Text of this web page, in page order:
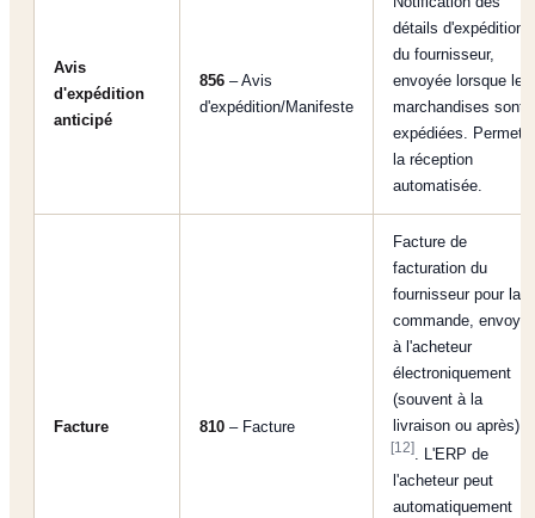
Avis
d'expédition
anticipé
856 – Avis
d'expédition/Manifeste
détails d'expédition
du fournisseur,
envoyée lorsque les
marchandises sont
expédiées. Permet
la réception
automatisée.
Facture 810 – Facture
Facture de
facturation du
fournisseur pour la
commande,
à l'acheteur
électroniquement
(souvent à la
livraison ou après)
[12]. L'ERP de
l'acheteur peut
automatiquement